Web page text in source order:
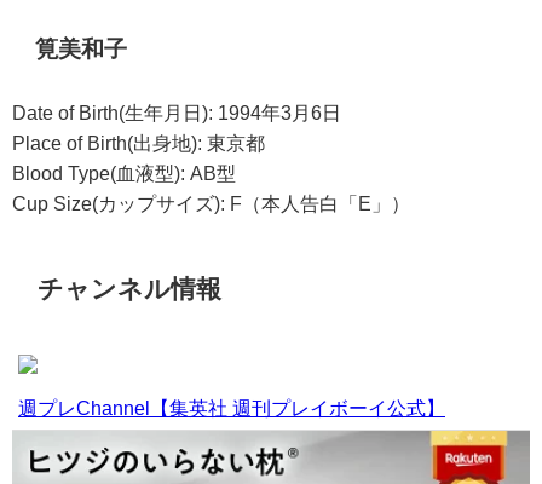
筧美和子
Date of Birth(生年月日): 1994年3月6日
Place of Birth(出身地): 東京都
Blood Type(血液型): AB型
Cup Size(カップサイズ): F（本人告白「E」）
チャンネル情報
週プレChannel【集英社 週刊プレイボーイ公式】